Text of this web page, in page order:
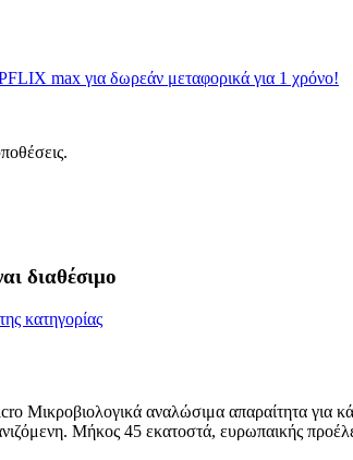
max για δωρεάν μεταφορικά για 1 χρόνο!
διαθέσιμο
κατηγορίας
Μικροβιολογικά αναλώσιμα απαραίτητα για
Μήκος 45 εκατοστά, ευρωπαικής